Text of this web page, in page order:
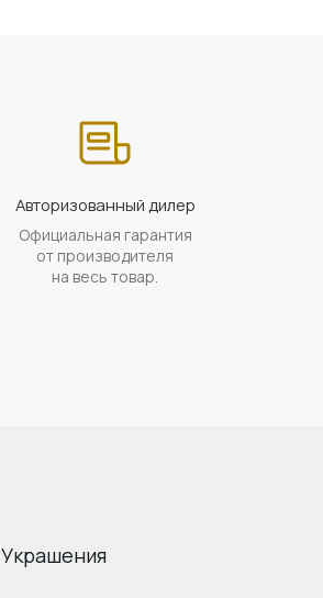
Авторизованный дилер
Официальная гарантия
от производителя
на весь товар.
Украшения